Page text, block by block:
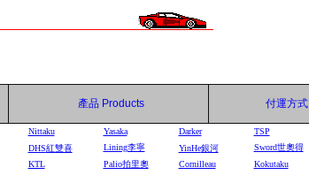
產品 Products 付運方式
Nittaku Yasaka Darker TSP
DHS紅雙喜 Lining李寧 YinHe銀河 Sword世奧得
KTL Palio拍里奧 Cornilleau Kokutaku